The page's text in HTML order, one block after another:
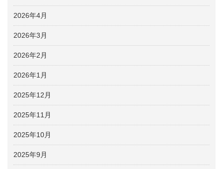
2026年4月
2026年3月
2026年2月
2026年1月
2025年12月
2025年11月
2025年10月
2025年9月